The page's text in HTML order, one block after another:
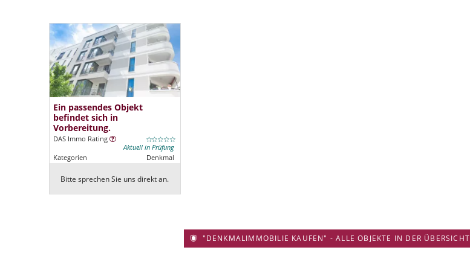
Ein passendes Objekt
befindet sich in
Vorbereitung.
DAS Immo Rating
Aktuell in Prüfung
Kategorien
Denkmal
Bitte sprechen Sie uns direkt an.
"DENKMALIMMOBILIE KAUFEN" - ALLE OBJEKTE IN DER ÜBERSICHT